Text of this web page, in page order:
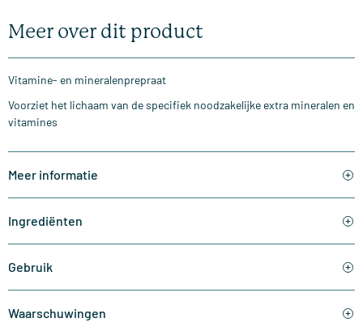
Meer over dit product
Vitamine- en mineralenprepraat
Voorziet het lichaam van de specifiek noodzakelijke extra mineralen en
vitamines
Meer informatie
Ingrediënten
Gebruik
Waarschuwingen